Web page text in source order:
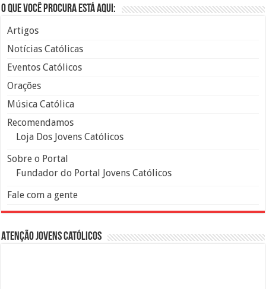
O que você procura está aqui:
Artigos
Notícias Católicas
Eventos Católicos
Orações
Música Católica
Recomendamos
Loja Dos Jovens Católicos
Sobre o Portal
Fundador do Portal Jovens Católicos
Fale com a gente
Atenção Jovens Católicos